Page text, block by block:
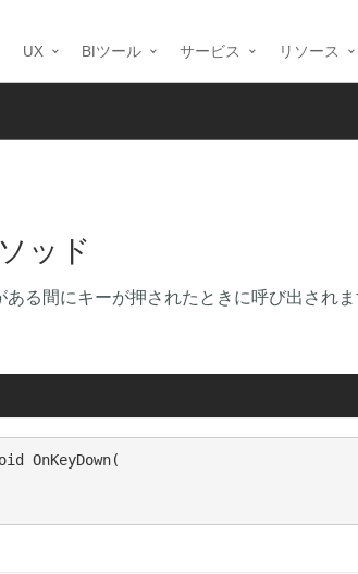
UX BIツール サービス リソース
ッド
る間にキーが押されたときに呼び出されま
OnKeyDown(